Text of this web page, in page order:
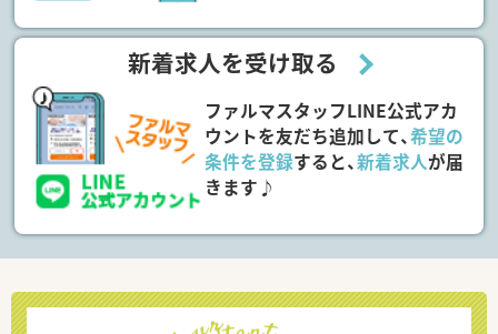
新着求人を受け取る
ファルマスタッフLINE公式アカ
ウントを友だち追加して、希望の
条件を登録すると、新着求人が届
きます♪